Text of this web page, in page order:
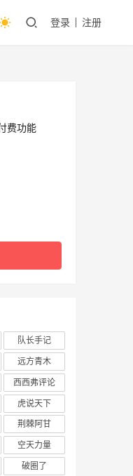
登录 注册
费功能
队长手记
远方青木
西西弗评论
虎说天下
荆棘阿甘
空天力量
破圈了